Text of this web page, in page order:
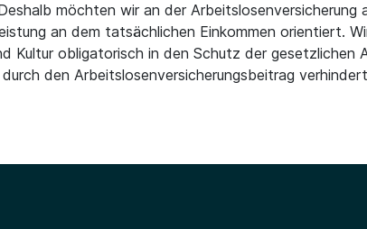
möchten wir an der
an dem tatsächlichen Einkommen orientiert.
Kultur obligatorisch in den Schutz der gesetzlichen
den Arbeitslosenversicherungsbeitrag